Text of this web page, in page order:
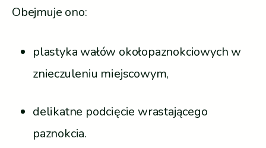
Obejmuje ono:
plastyka wałów okołopaznokciowych w
znieczuleniu miejscowym,
delikatne podcięcie wrastającego
paznokcia.